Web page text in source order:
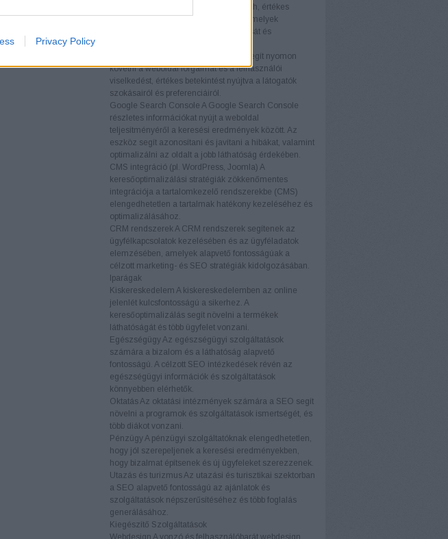
Privacy Policy
eszközök, mint az Ahrefs és a SEMrush, értékes
adatokat és elemzéseket nyújtanak, amelyek
támogatják a SEO stratégiák kialakítását és
A Google Analytics segít nyomon
követni a weboldal forgalmát és a felhasználói
viselkedést, értékes betekintést nyújtva a látogatók
szokásairól és preferenciáiról.
Google Search Console A Google Search Console
részletes információkat nyújt a weboldal
teljesítményéről a keresési eredmények között. Az
eszköz segít azonosítani és javítani a hibákat, valamint
optimalizálni az oldalt a jobb láthatóság érdekében.
CMS integráció (pl. WordPress, Joomla) A
keresőoptimalizálási stratégiák zökkenőmentes
integrációja a tartalomkezelő rendszerekbe (CMS)
elengedhetetlen a tartalmak hatékony kezeléséhez és
optimalizálásához.
CRM rendszerekA CRM rendszerek segítenek az
ügyfélkapcsolatok kezelésében és az ügyféladatok
elemzésében, amelyek alapvető fontosságúak a
célzott marketing- és SEO stratégiák kidolgozásában.
Iparágak
Kiskereskedelem A kiskereskedelemben az online
jelenlét kulcsfontosságú a sikerhez. A
keresőoptimalizálás segít növelni a termékek
láthatóságát és több ügyfelet vonzani.
EgészségügyAz egészségügyi szolgáltatások
számára a bizalom és a láthatóság alapvető
fontosságú. A célzott SEO intézkedések révén az
egészségügyi információk és szolgáltatások
könnyebben elérhetők.
OktatásAz oktatási intézmények számára a SEO segít
növelni a programok és szolgáltatások ismertségét, és
több diákot vonzani.
PénzügyA pénzügyi szolgáltatóknak elengedhetetlen,
hogy jól szerepeljenek a keresési eredményekben,
hogy bizalmat építsenek és új ügyfeleket szerezzenek.
Utazás és turizmusAz utazási és turisztikai szektorban
a SEO alapvető fontosságú az ajánlatok és
szolgáltatások népszerűsítéséhez és több foglalás
generálásához.
Kiegészítő Szolgáltatások
Webdesign A vonzó és felhasználóbarát webdesign